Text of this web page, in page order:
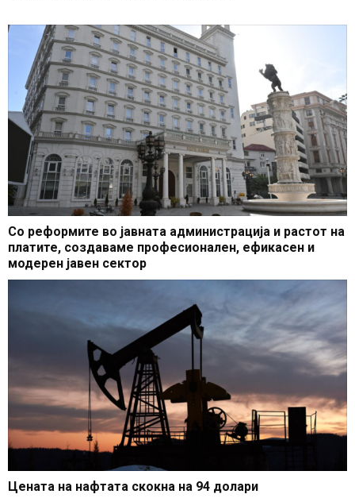
Со реформите во јавната администрација и растот на
платите, создаваме професионален, ефикасен и
модерен јавен сектор
Цената на нафтата скокна на 94 долари